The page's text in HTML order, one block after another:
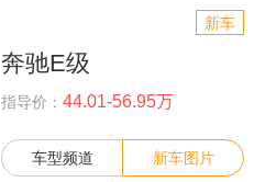
新车
奔驰E级
指导价： 44.01-56.95万
车型频道 新车图片